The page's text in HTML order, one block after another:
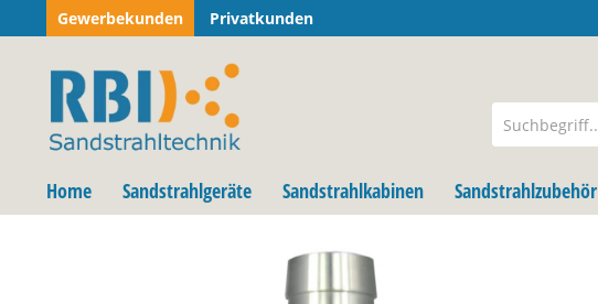
Gewerbekunden Privatkunden
Home Sandstrahlgeräte Sandstrahlkabinen Sandstrahlzubehör